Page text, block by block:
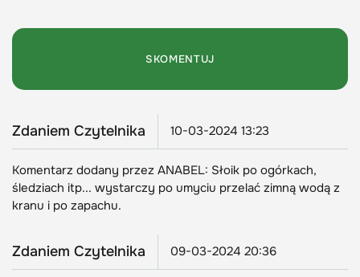
Zdaniem Czytelnika 10-03-2024 13:23
Komentarz dodany przez ANABEL: Słoik po ogórkach,
śledziach itp... wystarczy po umyciu przelać zimną wodą z
kranu i po zapachu.
Zdaniem Czytelnika 09-03-2024 20:36